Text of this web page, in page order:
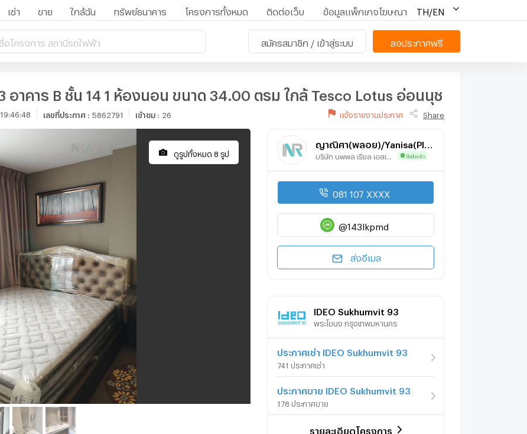
เช่า ขาย ใกล้ฉัน ทรัพย์ธนาคาร โครงการทั้งหมด ติดต่อเว็บ ข้อมูลแพ็กเกจโฆษณา TH/EN
ชื่อโครงการ สถานีรถไฟฟ้า สมัครสมาชิก / เข้าสู่ระบบ ลงประกาศฟรี
อาคาร B ชั้น 14 1 ห้องนอน ขนาด 34.00 ตรม ใกล้ Tesco Lotus อ่อนนุช
เลขที่ประกาศ: 5862791 เข้าชม: 26 แจ้งรายงานประกาศ Share
ดูรูปทั้งหมด 8 รูป ยืนยันแล้ว
081 107 XXXX
@143lkpmd
ส่งอีเมล
IDEO Sukhumvit 93
พระโขนง กรุงเทพมหานคร
ประกาศเช่า IDEO Sukhumvit 93
741 ประกาศเช่า
ประกาศขาย IDEO Sukhumvit 93
178 ประกาศขาย
รายละเอียดโครงการ